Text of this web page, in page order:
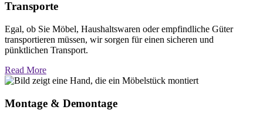
Transporte
Egal, ob Sie Möbel, Haushaltswaren oder empfindliche Güter
transportieren müssen, wir sorgen für einen sicheren und
pünktlichen Transport.
Read More
Montage & Demontage